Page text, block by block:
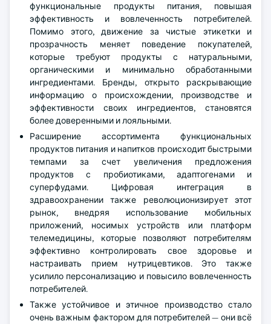
функциональные продукты питания, повышая
эффективность и вовлеченность потребителей.
Помимо этого, движение за чистые этикетки и
прозрачность меняет поведение покупателей,
которые требуют продукты с натуральными,
органическими и минимально обработанными
ингредиентами. Бренды, открыто раскрывающие
информацию о происхождении, производстве и
эффективности своих ингредиентов, становятся
более доверенными и лояльными.
Расширение ассортимента функциональных
продуктов питания и напитков происходит быстрыми
темпами за счет увеличения предложения
продуктов с пробиотиками, адаптогенами и
суперфудами. Цифровая интеграция в
здравоохранении также революционизирует этот
рынок, внедряя использование мобильных
приложений, носимых устройств или платформ
телемедицины, которые позволяют потребителям
эффективно контролировать свое здоровье и
настраивать прием нутрицевтиков. Это также
усилило персонализацию и повысило вовлеченность
потребителей.
Также устойчивое и этичное производство стало
очень важным фактором для потребителей — они всё